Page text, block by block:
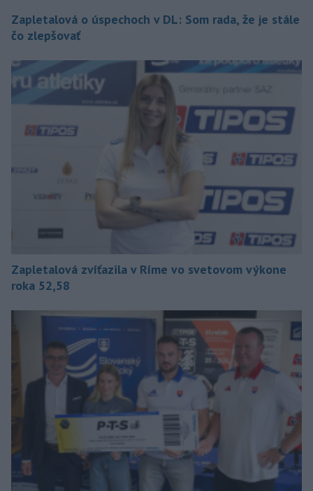
Zapletalová o úspechoch v DL: Som rada, že je stále
čo zlepšovať
Zapletalová zvíťazila v Ríme vo svetovom výkone
roka 52,58